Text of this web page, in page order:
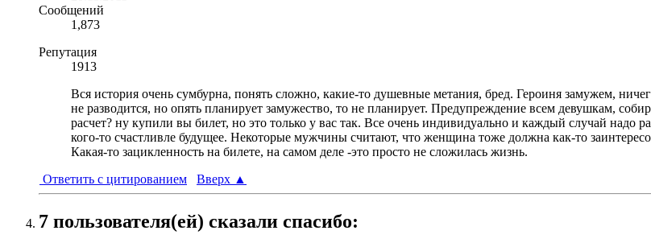
Сообщений
1,873
Репутация
1913
Вся история очень сумбурна, понять сложно, какие-то душевные метания, бред. Героиня замужем,
не разводится, но опять планирует замужество, то не планирует. Предупреждение всем девушкам,
расчет? ну купили вы билет, но это только у вас так. Все очень индивидуально и каждый случай надо
кого-то счастливле будущее. Некоторые мужчины считают, что женщина тоже должна как-то
Какая-то зацикленность на билете, на самом деле -это просто не сложилась жизнь.
Ответить с цитированием
Вверх ▲
7 пользователя(ей) сказали cпасибо: